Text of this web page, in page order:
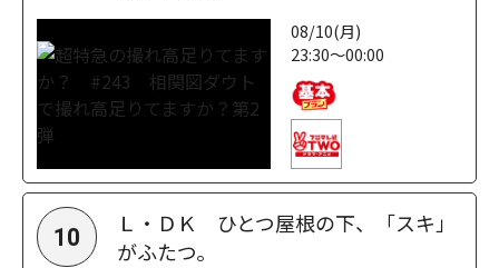
08/10(月)
23:30～00:00
10
Ｌ・ＤＫ ひとつ屋根の下、「スキ」
がふたつ。